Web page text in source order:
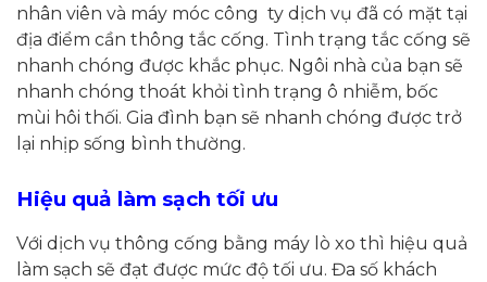
nhân viên và máy móc công ty dịch vụ đã có mặt tại
địa điểm cần thông tắc cống. Tình trạng tắc cống sẽ
nhanh chóng được khắc phục. Ngôi nhà của bạn sẽ
nhanh chóng thoát khỏi tình trạng ô nhiễm, bốc
mùi hôi thối. Gia đình bạn sẽ nhanh chóng được trở
lại nhịp sống bình thường.
Hiệu quả làm sạch tối ưu
Với dịch vụ thông cống bằng máy lò xo thì hiệu quả
làm sạch sẽ đạt được mức độ tối ưu. Đa số khách